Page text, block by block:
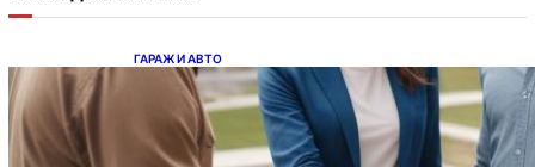
ГАРАЖ И АВТО
Ипотека на новостройки при оформлении
напрямую у застройщика